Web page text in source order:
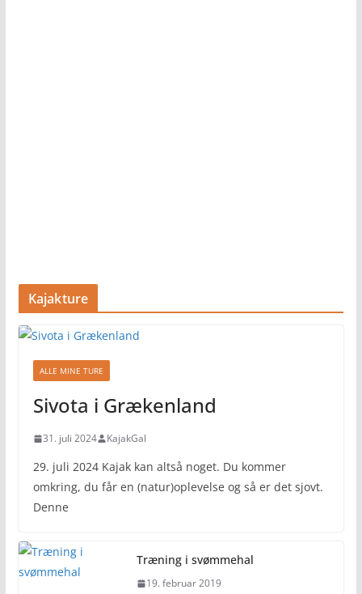
Kajakture
ALLE MINE TURE
Sivota i Grækenland
31. juli 2024 KajakGal
29. juli 2024 Kajak kan altså noget. Du kommer
omkring, du får en (natur)oplevelse og så er det sjovt.
Denne
Træning i svømmehal
19. februar 2019